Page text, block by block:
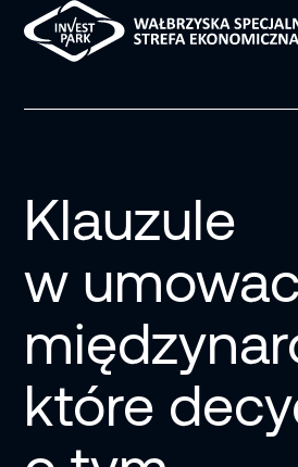
Klauzule
w
które